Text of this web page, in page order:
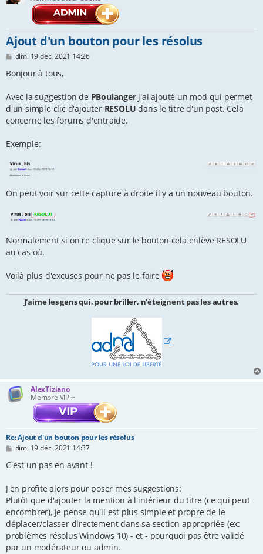
r
Ajout d'un bouton pour les résolus
M
s
g
e
dim. 19 déc. 2021 14:26
Bonjour à tous,
Avec la suggestion de PBoulangerj'ai ajouté un mod qui permet
d'un simple clic d'ajouter RESOLU dans le titre d'un post. Cela
concerne les forums d'entraide.
Exemple:
On peut voir sur cette capture à droite il y a un nouveau bouton.
Normalement si on re clique sur le bouton cela enlève RESOLU
au cas où.
Voilà plus d'excuses pour ne pas le faire
J'aime les gens qui, pour briller, n'éteignent pas les autres.
AlexTiziano
Membre VIP +
Re: Ajout d'un bouton pour les résolus
M
s
g
e
dim. 19 déc. 2021 14:37
C'est un pas en avant !
J'en profite alors pour poser mes suggestions:
Plutôt que d'ajouter la mention à l'intérieur du titre (ce qui peut
encombrer), je pense qu'il est plus simple et propre de le
déplacer/classer directement dans sa section appropriée (ex:
problèmes résolus Windows 10) - et - pourquoi pas être validé
par un modérateur ou admin.